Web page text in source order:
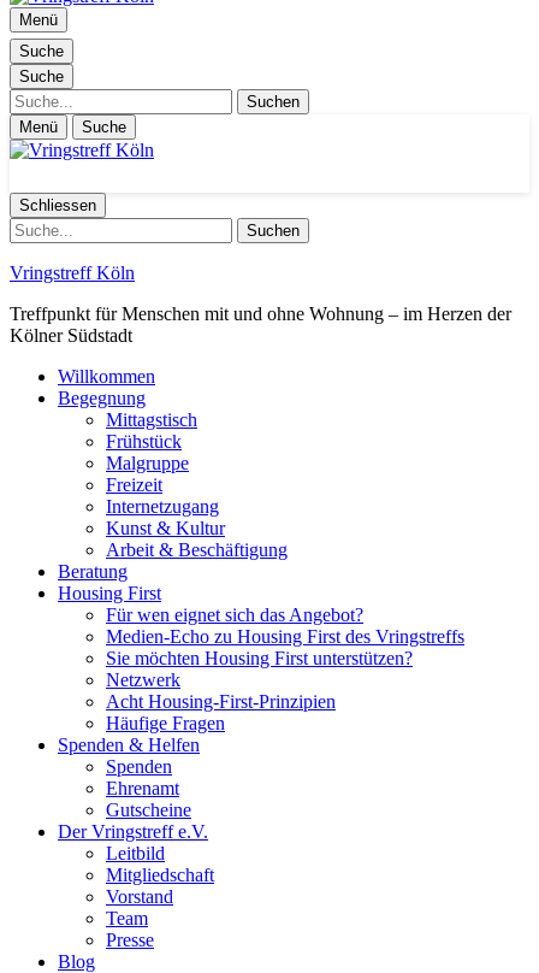
Menü
Suche
Suche
Suche
Menü Suche
Schliessen
Suche
Vringstreff Köln
Treffpunkt für Menschen mit und ohne Wohnung – im Herzen der
Kölner Südstadt
Willkommen
Begegnung
Mittagstisch
Frühstück
Malgruppe
Freizeit
Internetzugang
Kunst & Kultur
Arbeit & Beschäftigung
Beratung
Housing First
Für wen eignet sich das Angebot?
Medien-Echo zu Housing First des Vringstreffs
Sie möchten Housing First unterstützen?
Netzwerk
Acht Housing-First-Prinzipien
Häufige Fragen
Spenden & Helfen
Spenden
Ehrenamt
Gutscheine
Der Vringstreff e.V.
Leitbild
Mitgliedschaft
Vorstand
Team
Presse
Blog